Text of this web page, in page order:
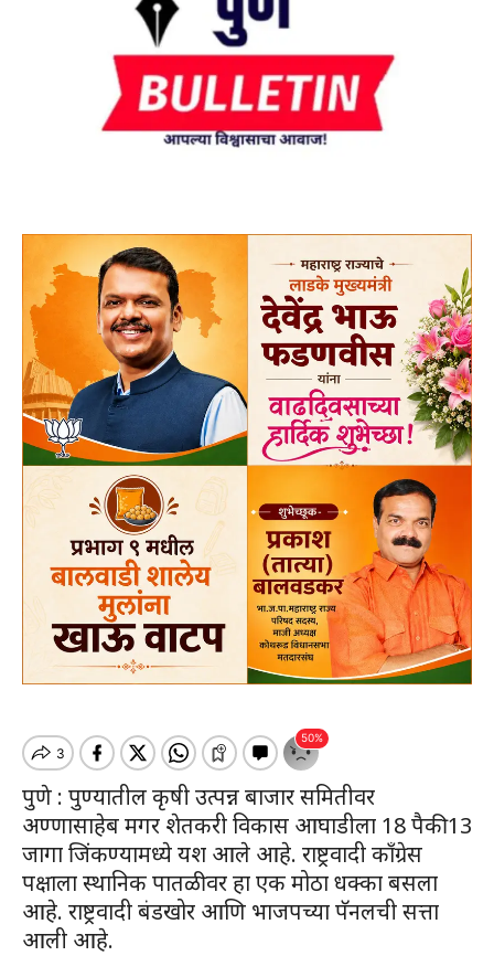
पुणे : पुण्यातील कृषी उत्पन्न बाजार समितीवर
अण्णासाहेब मगर शेतकरी विकास आघाडीला 18 पैकी 13
जागा जिंकण्यामध्ये यश आले आहे. राष्ट्रवादी काँग्रेस
पक्षाला स्थानिक पातळीवर हा एक मोठा धक्का बसला
आहे. राष्ट्रवादी बंडखोर आणि भाजपच्या पॅनलची सत्ता
आली आहे.